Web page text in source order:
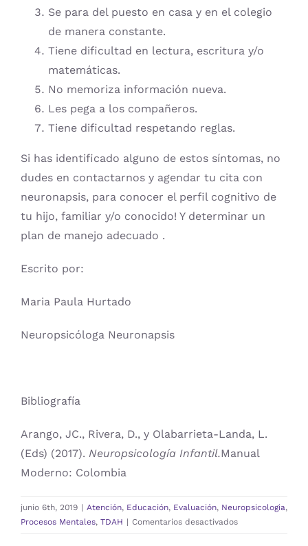
Se para del puesto en casa y en el colegio
de manera constante.
Tiene dificultad en lectura, escritura y/o
matemáticas.
No memoriza información nueva.
Les pega a los compañeros.
Tiene dificultad respetando reglas.
Si has identificado alguno de estos síntomas, no
dudes en contactarnos y agendar tu cita con
neuronapsis, para conocer el perfil cognitivo de
tu hijo, familiar y/o conocido! Y determinar un
plan de manejo adecuado .
Escrito por:
Maria Paula Hurtado
Neuropsicóloga Neuronapsis
Bibliografía
Arango, JC., Rivera, D., y Olabarrieta-Landa, L.
(Eds) (2017). Neuropsicología Infantil.Manual
Moderno: Colombia
junio 6th, 2019 | Atención, Educación, Evaluación, Neuropsicologia,
Procesos Mentales, TDAH | Comentarios desactivadosen